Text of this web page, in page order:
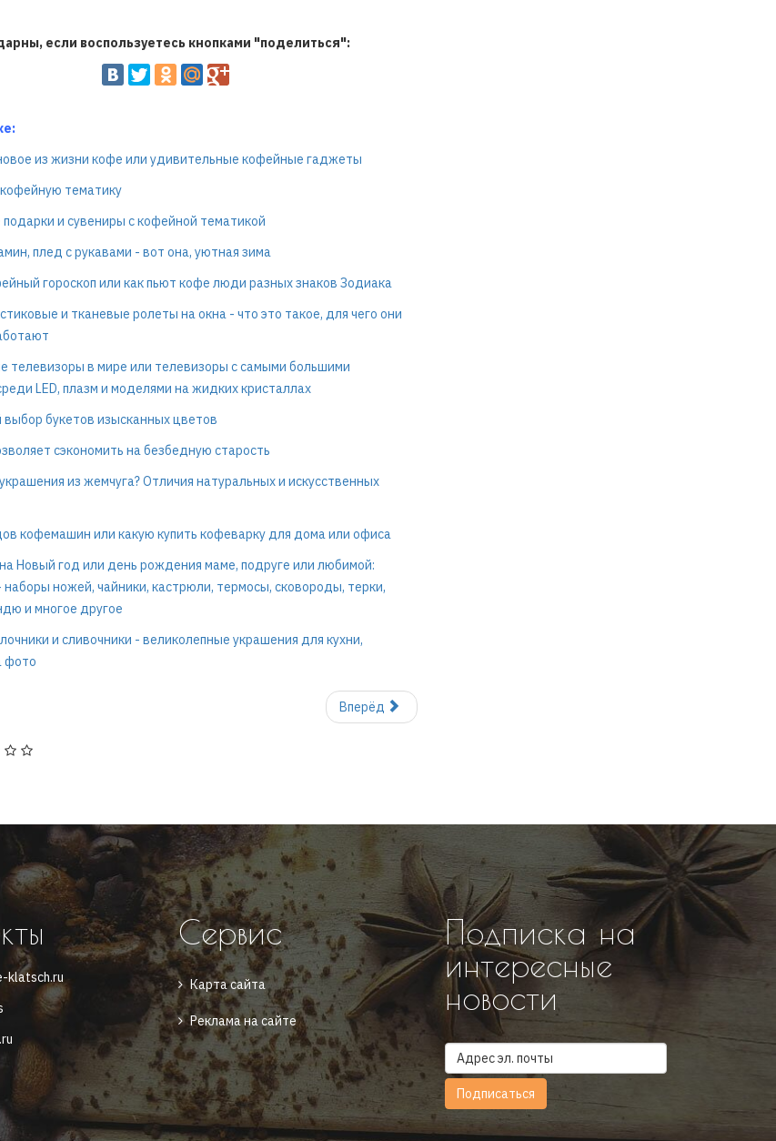
если воспользуетесь кнопками "поделиться":
из жизни кофе или удивительные кофейные гаджеты
тематику
и сувениры с кофейной тематикой
плед с рукавами - вот она, уютная зима
гороскоп или как пьют кофе люди разных знаков Зодиака
и тканевые ролеты на окна - что это такое, для чего они
телевизоры в мире или телевизоры с самыми большими
LED, плазм и моделями на жидких кристаллах
букетов изысканных цветов
сэкономить на безбедную старость
из жемчуга? Отличия натуральных и искусственных
кофемашин или какую купить кофеварку для дома или офиса
Новый год или день рождения маме, подруге или любимой:
наборы ножей, чайники, кастрюли, термосы, сковороды, терки,
и многое другое
и сливочники - великолепные украшения для кухни,
фото
Вперёд
klatsch.ru
Сервис
Карта сайта
Реклама на сайте
Подписка на
интересные
новости